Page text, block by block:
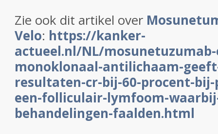
Zie ook dit artikel over
Velo: https://kanker-
actueel.nl/NL/
monoklonaal-antilichaam-
resultaten-cr-bij-60-procent-
een-folliculair-lymfoom-
behandelingen-faalden.html